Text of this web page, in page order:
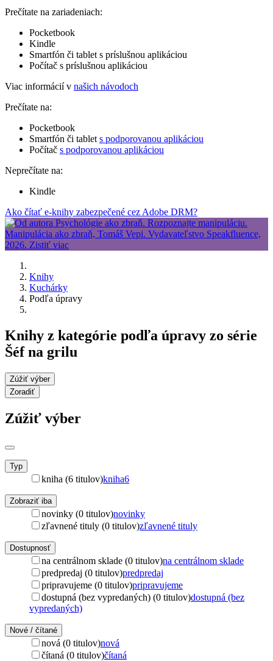
Prečítate na zariadeniach:
Pocketbook
Kindle
Smartfón či tablet s príslušnou aplikáciou
Počítač s príslušnou aplikáciou
Viac informácií v našich návodoch
Prečítate na:
Pocketbook
Smartfón či tablet s podporovanou aplikáciou
Počítač s podporovanou aplikáciou
Neprečítate na:
Kindle
Ako čítať e-knihy zabezpečené cez Adobe DRM?
Knihy
Kuchárky
Podľa úpravy
Knihy z kategórie podľa úpravy zo série
Šéf na grilu
Zúžiť výber
Zoradiť
Zúžiť výber
Typ
kniha (6 titulov)kniha6
Zobraziť iba
novinky (0 titulov)novinky
zľavnené tituly (0 titulov)zľavnené tituly
Dostupnosť
na centrálnom sklade (0 titulov)na centrálnom sklade
predpredaj (0 titulov)predpredaj
pripravujeme (0 titulov)pripravujeme
dostupná (bez vypredaných) (0 titulov)dostupná (bez
vypredaných)
Nové / čítané
nová (0 titulov)nová
čítaná (0 titulov)čítaná